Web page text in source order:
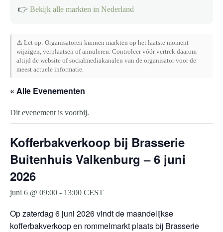
👉 Bekijk alle markten in Nederland
⚠️ Let op: Organisatoren kunnen markten op het laatste moment
wijzigen, verplaatsen of annuleren. Controleer vóór vertrek daarom
altijd de website of socialmediakanalen van de organisator voor de
meest actuele informatie.
« Alle Evenementen
Dit evenement is voorbij.
Kofferbakverkoop bij Brasserie
Buitenhuis Valkenburg – 6 juni
2026
juni 6 @ 09:00 - 13:00 CEST
Op zaterdag 6 juni 2026 vindt de maandelijkse
kofferbakverkoop en rommelmarkt plaats bij Brasserie